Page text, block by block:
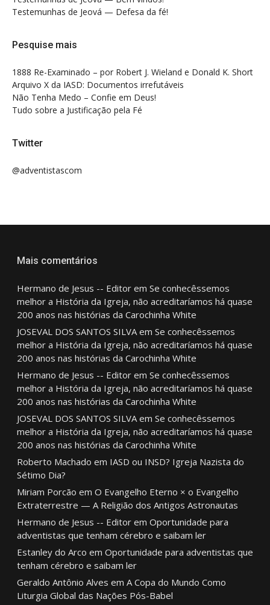
Testemunhas de Jeová — Defesa da fé!
Pesquise mais
1888 Re-Examinado – por Robert J. Wieland e Donald K. Short
Arquivo X da IASD: Documentos irrefutáveis
Não Tenha Medo – Confie em Deus!
Tudo sobre a Justificação pela Fé
Twitter
@adventistascom
Mais comentários
Hermano de Jesus -- Editorem Se conhecêssemos
melhor a História da Igreja, não acreditaríamos há quase
200 anos nas histórias da Carochinha White
JOSEVAL DOS SANTOS SILVAem Se conhecêssemos
melhor a História da Igreja, não acreditaríamos há quase
200 anos nas histórias da Carochinha White
Hermano de Jesus -- Editorem Se conhecêssemos
melhor a História da Igreja, não acreditaríamos há quase
200 anos nas histórias da Carochinha White
JOSEVAL DOS SANTOS SILVAem Se conhecêssemos
melhor a História da Igreja, não acreditaríamos há quase
200 anos nas histórias da Carochinha White
Roberto Machado em IASD ou INSD? Igreja Nazista do
Sétimo Dia?
Miriam Porcão em O Evangelho Eterno × o Evangelho
Extraterrestre — A Religião dos Antigos Astronautas
Hermano de Jesus -- Editorem Oportunidade para
adventistas que tenham cérebro e saibam ler
Estanley do Arco em Oportunidade para adventistas que
tenham cérebro e saibam ler
Geraldo Antônio Alves em A Copa do Mundo Como
Liturgia Global das Nações Pós-Babel